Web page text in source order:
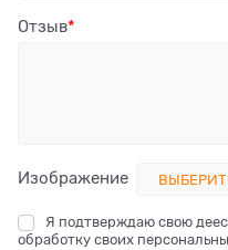
Отзыв
Изображение
Я подтверждаю свою
обработку своих